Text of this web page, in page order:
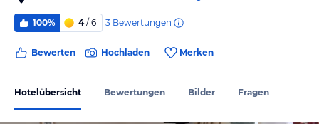
100% 4/ 6 3 Bewertungen
Bewerten Hochladen Merken
Hotelübersicht Bewertungen Bilder Fragen